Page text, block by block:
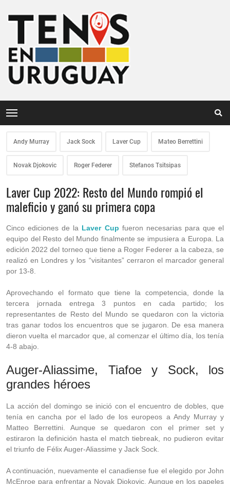
Andy Murray Jack Sock Laver Cup Mateo Berrettini
Novak Djokovic Roger Federer Stefanos Tsitsipas
Laver Cup 2022: Resto del Mundo rompió el
maleficio y ganó su primera copa
Cinco ediciones de la Laver Cup fueron necesarias para que el
equipo del Resto del Mundo finalmente se impusiera a Europa. La
edición 2022 del torneo que tiene a Roger Federer a la cabeza, se
realizó en Londres y los “visitantes” cerraron el marcador general
por 13-8.
Aprovechando el formato que tiene la competencia, donde la
tercera jornada entrega 3 puntos en cada partido; los
representantes de Resto del Mundo se quedaron con la victoria
tras ganar todos los encuentros que se jugaron. De esa manera
dieron vuelta el marcador que, al comenzar el último día, los tenía
4-8 abajo.
Auger-Aliassime, Tiafoe y Sock, los
grandes héroes
La acción del domingo se inició con el encuentro de dobles, que
tenía en cancha por el lado de los europeos a Andy Murray y
Matteo Berrettini. Aunque se quedaron con el primer set y
estiraron la definición hasta el match tiebreak, no pudieron evitar
el triunfo de Félix Auger-Aliassime y Jack Sock.
A continuación, nuevamente el canadiense fue el elegido por John
McEnroe para enfrentar a Novak Djokovic. Aunque en los papeles